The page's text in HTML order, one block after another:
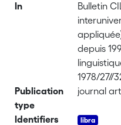
In
Bulletin
depuis
1978/27//
Publication
type
journal
Identifiers